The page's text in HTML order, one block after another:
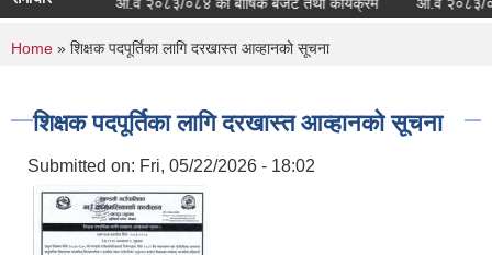
सूचना आ.व २०८३/०८४ को बार्षिक बजेट तथा कार्यक्रम आ.व २०८३/०८४
You are here
Home » शिक्षक पदपूर्तिका लागि दरखास्त आव्हानको सूचना
शिक्षक पदपूर्तिका लागि दरखास्त आव्हानको सूचना
Submitted on: Fri, 05/22/2026 - 18:02